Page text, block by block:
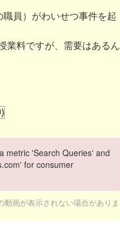
員）がわいせつ事件を起
業料ですが、需要はあるん
)
metric 'Search Queries' and
for consumer
動画が表示されない場合がありま